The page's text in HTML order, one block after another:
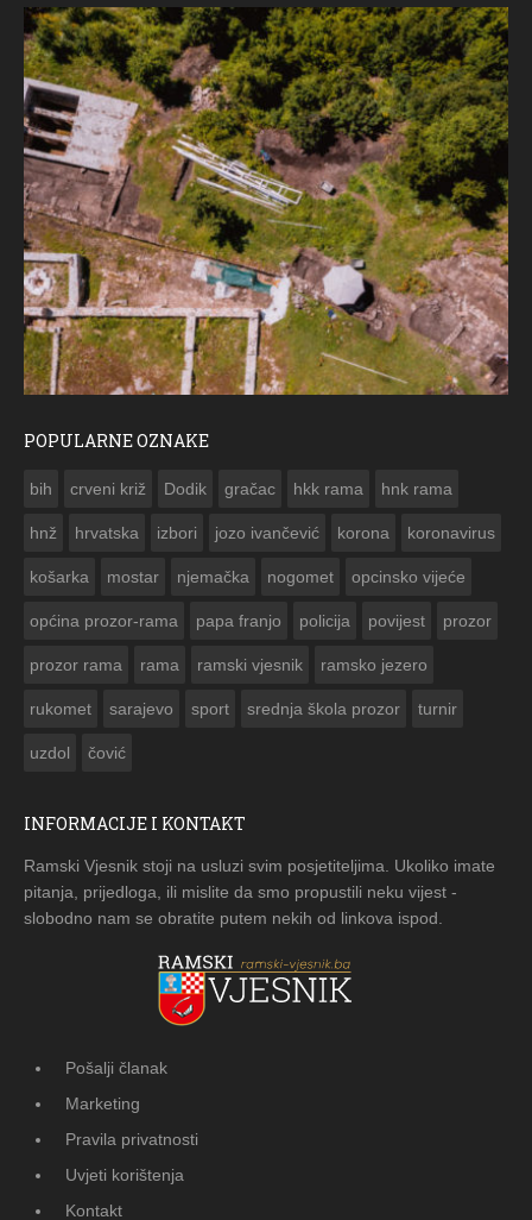
POPULARNE OZNAKE
bih crveni križ Dodik gračac hkk rama hnk rama
hnž hrvatska izbori jozo ivančević korona koronavirus
košarka mostar njemačka nogomet opcinsko vijeće
općina prozor-rama papa franjo policija povijest prozor
prozor rama rama ramski vjesnik ramsko jezero
rukomet sarajevo sport srednja škola prozor turnir
uzdol čović
INFORMACIJE I KONTAKT
Ramski Vjesnik stoji na usluzi svim posjetiteljima. Ukoliko imate
pitanja, prijedloga, ili mislite da smo propustili neku vijest -
slobodno nam se obratite putem nekih od linkova ispod.
Pošalji članak
Marketing
Pravila privatnosti
Uvjeti korištenja
Kontakt